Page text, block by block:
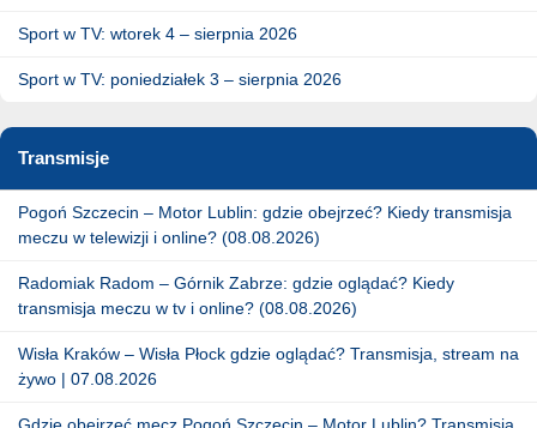
Sport w TV: wtorek 4 – sierpnia 2026
Sport w TV: poniedziałek 3 – sierpnia 2026
Transmisje
Pogoń Szczecin – Motor Lublin: gdzie obejrzeć? Kiedy transmisja
meczu w telewizji i online? (08.08.2026)
Radomiak Radom – Górnik Zabrze: gdzie oglądać? Kiedy
transmisja meczu w tv i online? (08.08.2026)
Wisła Kraków – Wisła Płock gdzie oglądać? Transmisja, stream na
żywo | 07.08.2026